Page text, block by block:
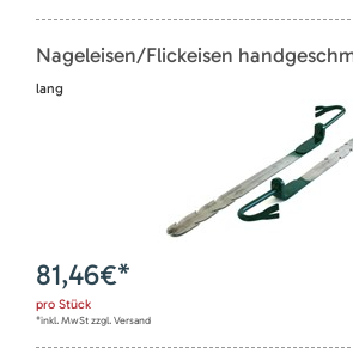
Nageleisen/Flickeisen
lang
81,46€*
pro Stück
*inkl. MwSt zzgl. Versand